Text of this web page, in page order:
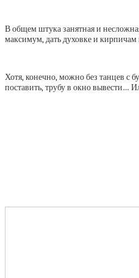
В общем штука занятная и
максимум, дать духовке и кирпичам
Хотя, конечно, можно без танцев с
поставить, трубу в окно вывести…